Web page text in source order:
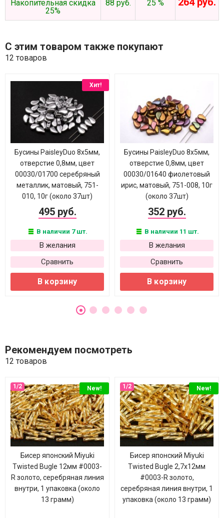
Накопительная скидка
25%
88 руб. 25 %
С этим товаром также покупают
12 товаров
Хит!
Бусины PaisleyDuo 8х5мм,
отверстие 0,8мм, цвет
00030/01700 серебряный
металлик, матовый, 751-
010, 10г (около 37шт)
495 руб.
В наличии 7 шт.
В желания
Сравнить
В корзину
Бусины PaisleyDuo 8х5мм,
отверстие 0,8мм, цвет
00030/01640 фиолетовый
ирис, матовый, 751-008, 10г
(около 37шт)
352 руб.
В наличии 11 шт.
В желания
Сравнить
В корзину
Рекомендуем посмотреть
12 товаров
New!
Бисер японский Miyuki
Twisted Bugle 12мм #0003-
R золото, серебряная линия
внутри, 1 упаковка (около
13 грамм)
New!
Бисер японский Miyuki
Twisted Bugle 2,7х12мм
#0003-R золото,
серебряная линия внутри, 1
упаковка (около 13 грамм)